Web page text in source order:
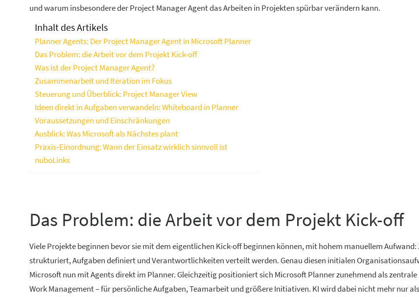
und warum insbesondere der Project Manager Agent das Arbeiten in Projekten spürbar verändern kann.
Inhalt des Artikels
Planner Agents: Der Project Manager Agent in Microsoft Planner
Das Problem: die Arbeit vor dem Projekt Kick-off
Was ist der Project Manager Agent?
Zusammenarbeit und Iteration im Fokus
Steuerung und Überblick: Project Manager View
Ideen direkt in Aufgaben verwandeln: Whiteboard in Planner
Voraussetzungen und Einschränkungen
Ausblick: Was Microsoft als Nächstes plant
Praxis‑Einordnung: Wann der Einsatz wirklich sinnvoll ist
nuboLinks
Das Problem: die Arbeit vor dem Projekt Kick-off
Viele Projekte beginnen bevor sie mit dem eigentlichen Kick-off beginnen können, mit hohem manuellem Aufwand:
strukturiert, Aufgaben definiert und Verantwortlichkeiten verteilt werden. Genau diesen initialen
Microsoft nun mit Agents direkt im Planner. Gleichzeitig positioniert sich Microsoft Planner zunehmend als
Work Management – für persönliche Aufgaben, Teamarbeit und größere Initiativen. KI wird dabei nicht mehr nur